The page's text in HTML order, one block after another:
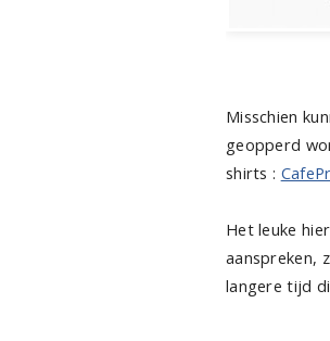
Misschien
geopperd
shirts :
Het leuke
aanspreken,
langere tijd